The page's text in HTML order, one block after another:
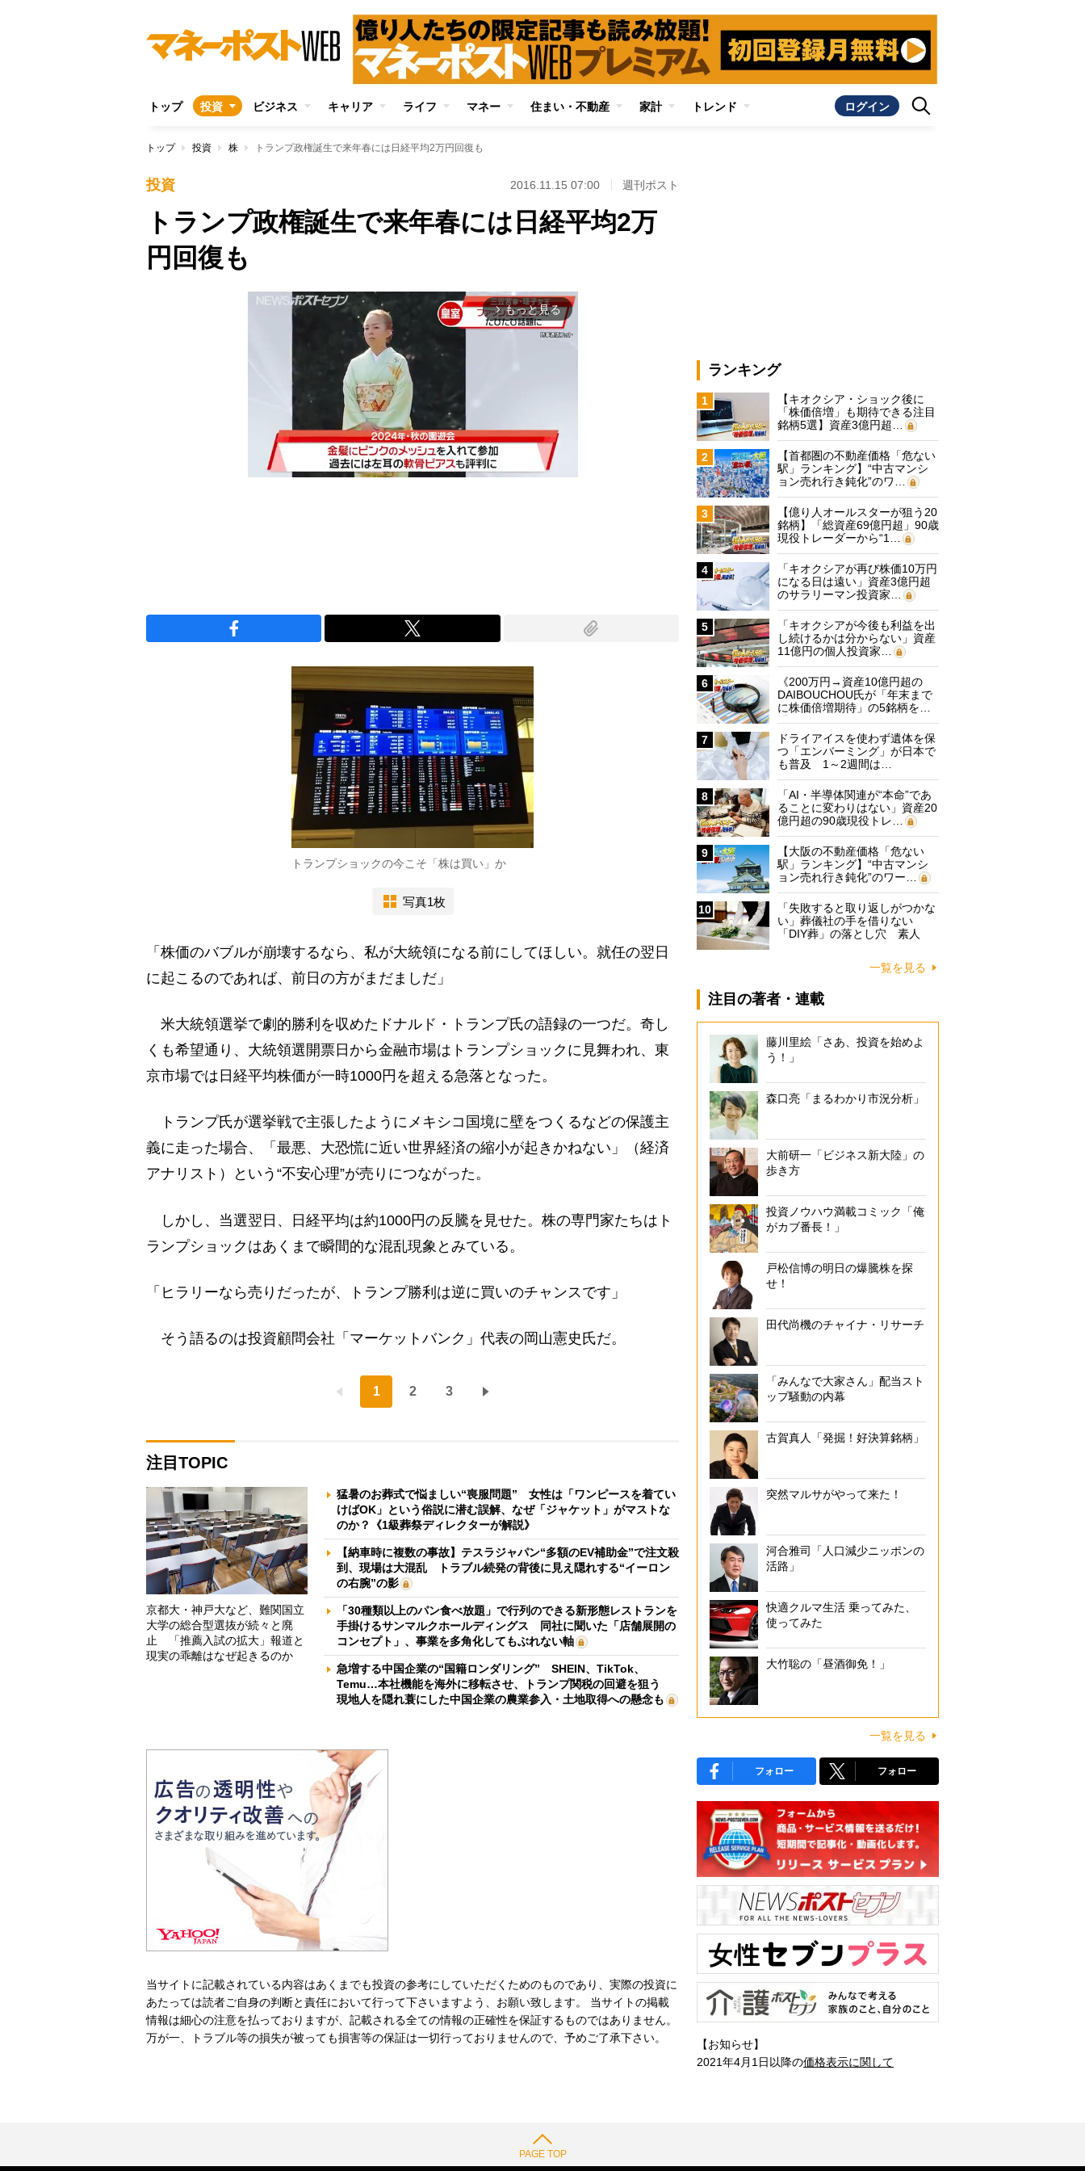
トップ 投資 ビジネス キャリア ライフ マネー 住まい・不動産 家計 トレンド ログイン
トップ 投資 株 トランプ政権誕生で来年春には日経平均2万円回復も
投資 2016.11.15 07:00 週刊ポスト
トランプ政権誕生で来年春には日経平均2万
円回復も
arrow_forward_ios もっと見る
トランプショックの今こそ「株は買い」か
写真1枚
「株価のバブルが崩壊するなら、私が大統領になる前にしてほしい。就任の翌日
に起こるのであれば、前日の方がまだましだ」
米大統領選挙で劇的勝利を収めたドナルド・トランプ氏の語録の一つだ。奇し
くも希望通り、大統領選開票日から金融市場はトランプショックに見舞われ、東
京市場では日経平均株価が一時1000円を超える急落となった。
トランプ氏が選挙戦で主張したようにメキシコ国境に壁をつくるなどの保護主
義に走った場合、「最悪、大恐慌に近い世界経済の縮小が起きかねない」（経済
アナリスト）という“不安心理”が売りにつながった。
しかし、当選翌日、日経平均は約1000円の反騰を見せた。株の専門家たちはト
ランプショックはあくまで瞬間的な混乱現象とみている。
「ヒラリーなら売りだったが、トランプ勝利は逆に買いのチャンスです」
そう語るのは投資顧問会社「マーケットバンク」代表の岡山憲史氏だ。
1 2 3
注目TOPIC
京都大・神戸大など、難関国立
大学の総合型選抜が続々と廃
止 「推薦入試の拡大」報道と
現実の乖離はなぜ起きるのか
猛暑のお葬式で悩ましい“喪服問題” 女性は「ワンピースを着てい
けばOK」という俗説に潜む誤解、なぜ「ジャケット」がマストな
のか？《1級葬祭ディレクターが解説》
【納車時に複数の事故】テスラジャパン“多額のEV補助金”で注文殺
到、現場は大混乱 トラブル続発の背後に見え隠れする“イーロン
の右腕”の影
「30種類以上のパン食べ放題」で行列のできる新形態レストランを
手掛けるサンマルクホールディングス 同社に聞いた「店舗展開の
コンセプト」、事業を多角化してもぶれない軸
急増する中国企業の“国籍ロンダリング” SHEIN、TikTok、
Temu…本社機能を海外に移転させ、トランプ関税の回避を狙う
現地人を隠れ蓑にした中国企業の農業参入・土地取得への懸念も
当サイトに記載されている内容はあくまでも投資の参考にしていただくためのものであり、実際の投資に
あたっては読者ご自身の判断と責任において行って下さいますよう、お願い致します。 当サイトの掲載
情報は細心の注意を払っておりますが、記載される全ての情報の正確性を保証するものではありません。
万が一、トラブル等の損失が被っても損害等の保証は一切行っておりませんので、予めご了承下さい。
ランキング
1
【キオクシア・ショック後に
「株価倍増」も期待できる注目
銘柄5選】資産3億円超…
2
【首都圏の不動産価格「危ない
駅」ランキング】“中古マンシ
ョン売れ行き鈍化”のワ…
3
【億り人オールスターが狙う20
銘柄】「総資産69億円超」90歳
現役トレーダーから“1…
4
「キオクシアが再び株価10万円
になる日は遠い」資産3億円超
のサラリーマン投資家…
5
「キオクシアが今後も利益を出
し続けるかは分からない」資産
11億円の個人投資家…
6
《200万円→資産10億円超の
DAIBOUCHOU氏が「年末まで
に株価倍増期待」の5銘柄を…
7
ドライアイスを使わず遺体を保
つ「エンバーミング」が日本で
も普及 1～2週間は…
8
「AI・半導体関連が“本命”であ
ることに変わりはない」資産20
億円超の90歳現役トレ…
9
【大阪の不動産価格「危ない
駅」ランキング】“中古マンシ
ョン売れ行き鈍化”のワー…
10
「失敗すると取り返しがつかな
い」葬儀社の手を借りない
「DIY葬」の落とし穴 素人
一覧を見る
注目の著者・連載
藤川里絵「さあ、投資を始めよ
う！」
森口亮「まるわかり市況分析」
大前研一「ビジネス新大陸」の
歩き方
投資ノウハウ満載コミック「俺
がカブ番長！」
戸松信博の明日の爆騰株を探
せ！
田代尚機のチャイナ・リサーチ
「みんなで大家さん」配当スト
ップ騒動の内幕
古賀真人「発掘！好決算銘柄」
突然マルサがやって来た！
河合雅司「人口減少ニッポンの
活路」
快適クルマ生活 乗ってみた、
使ってみた
大竹聡の「昼酒御免！」
一覧を見る
フォロー フォロー
【お知らせ】
2021年4月1日以降の価格表示に関して
PAGE TOP